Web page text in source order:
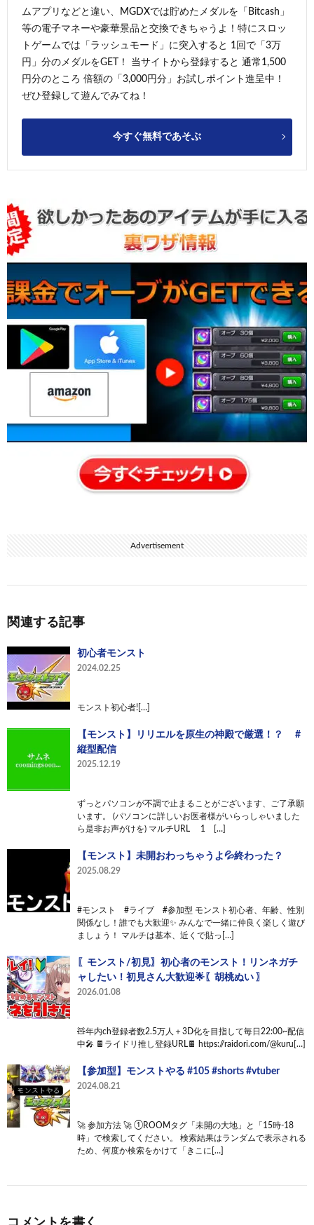
ムアプリなどと違い、MGDXでは貯めたメダルを「Bitcash」
等の電子マネーや豪華景品と交換できちゃうよ！特にスロッ
トゲームでは「ラッシュモード」に突入すると 1回で「3万
円」分のメダルをGET！ 当サイトから登録すると 通常1,500
円分のところ 倍額の「3,000円分」お試しポイント進呈中！
ぜひ登録して遊んでみてね！
今すぐ無料であそぶ
Advertisement
関連する記事
初心者モンスト
2024.02.25
モンスト初心者![…]
【モンスト】リリエルを原生の神殿で厳選！？ #
縦型配信
2025.12.19
ずっとパソコンが不調で止まることがございます、ご了承願
います。 (パソコンに詳しいお医者様がいらっしゃいました
ら是非お声がけを) マルチURL 1 […]
【モンスト】未開おわっちゃうよ💦終わった？
2025.08.29
#モンスト #ライブ #参加型 モンスト初心者、年齢、性別
関係なし！誰でも大歓迎✨ みんなで一緒に仲良く楽しく遊び
ましょう！ マルチは基本、近くで貼っ[…]
〖モンスト/初見〗初心者のモンスト！リンネガチ
ャしたい！初見さん大歓迎🌟〖胡桃ぬい 〗
2026.01.08
🧸年内ch登録者数2.5万人＋3D化を目指して毎日22:00~配信
中🎤 🍫ライドリ推し登録URL🍫 https://raidori.com/@kuru[…]
【参加型】モンストやる #105 #shorts #vtuber
2024.08.21
🚀 参加方法 🚀 ①ROOMタグ「未開の大地」と「15時-18
時」で検索してください。 検索結果はランダムで表示される
ため、何度か検索をかけて「きこに[…]